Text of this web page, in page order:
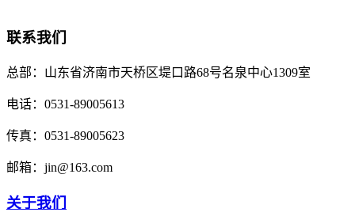
联系我们
总部： 山东省济南市天桥区堤口路68号名泉中心1309室
电话： 0531-89005613
传真： 0531-89005623
邮箱： jin@163.com
关于我们